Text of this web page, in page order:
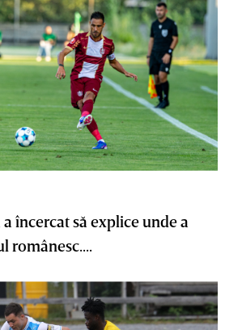
încercat să explice unde a
românesc....